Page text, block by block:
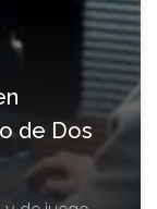
de Dos